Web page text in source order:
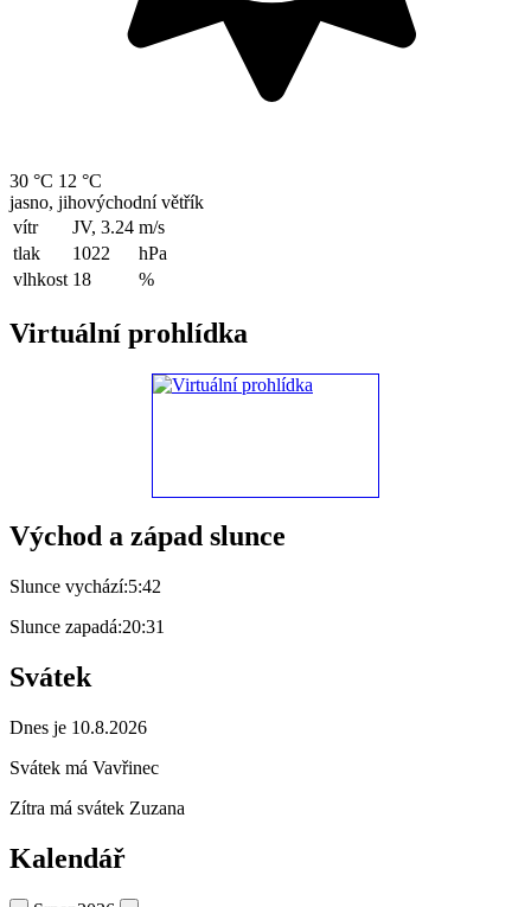
30 °C 12 °C
jasno, jihovýchodní větřík
vítr
JV, 3.24 m/s
tlak
1022
hPa
vlhkost 18 %
Virtuální prohlídka
Východ a západ slunce
Slunce vychází:5:42
Slunce zapadá:20:31
Svátek
Dnes je 10.8.2026
Svátek má Vavřinec
Zítra má svátek Zuzana
Kalendář